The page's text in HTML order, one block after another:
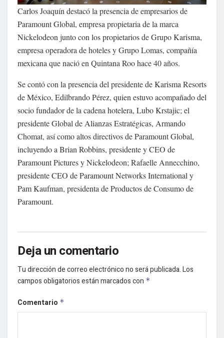
Carlos Joaquín destacó la presencia de empresarios de
Paramount Global, empresa propietaria de la marca
Nickelodeon junto con los propietarios de Grupo Karisma,
empresa operadora de hoteles y Grupo Lomas, compañía
mexicana que nació en Quintana Roo hace 40 años.
Se contó con la presencia del presidente de Karisma Resorts
de México, Edilbrando Pérez, quien estuvo acompañado del
socio fundador de la cadena hotelera, Lubo Krstajic; el
presidente Global de Alianzas Estratégicas, Armando
Chomat, así como altos directivos de Paramount Global,
incluyendo a Brian Robbins, presidente y CEO de
Paramount Pictures y Nickelodeon; Rafaelle Annecchino,
presidente CEO de Paramount Networks International y
Pam Kaufman, presidenta de Productos de Consumo de
Paramount.
Deja un comentario
Tu dirección de correo electrónico no será publicada.Los
campos obligatorios están marcados con *
Comentario *